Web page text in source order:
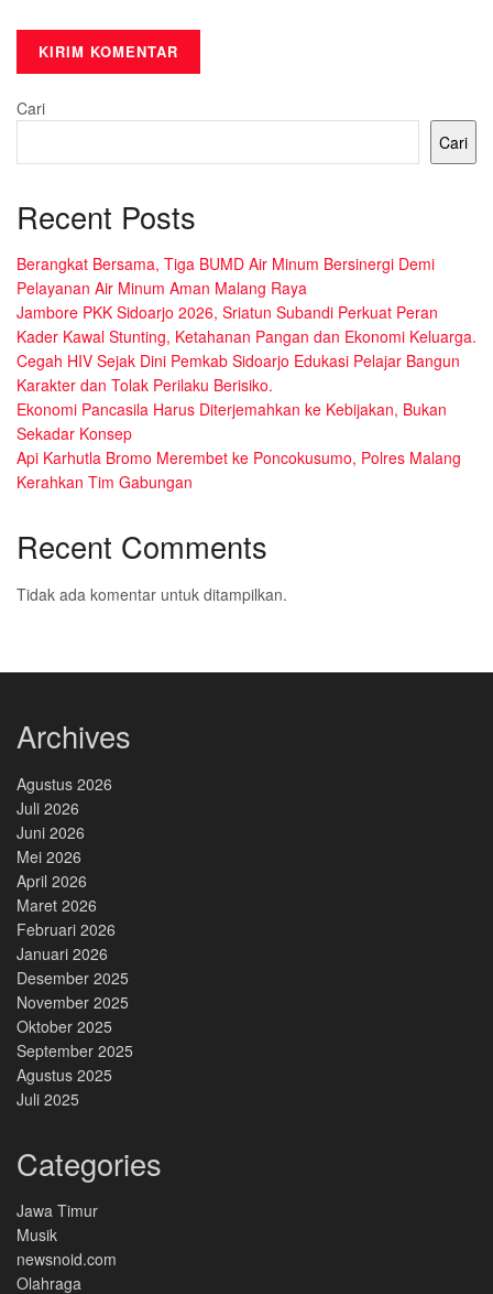
Cari
Cari
Recent Posts
Berangkat Bersama, Tiga BUMD Air Minum Bersinergi Demi
Pelayanan Air Minum Aman Malang Raya
Jambore PKK Sidoarjo 2026, Sriatun Subandi Perkuat Peran
Kader Kawal Stunting, Ketahanan Pangan dan Ekonomi Keluarga.
Cegah HIV Sejak Dini Pemkab Sidoarjo Edukasi Pelajar Bangun
Karakter dan Tolak Perilaku Berisiko.
Ekonomi Pancasila Harus Diterjemahkan ke Kebijakan, Bukan
Sekadar Konsep
Api Karhutla Bromo Merembet ke Poncokusumo, Polres Malang
Kerahkan Tim Gabungan
Recent Comments
Tidak ada komentar untuk ditampilkan.
Archives
Agustus 2026
Juli 2026
Juni 2026
Mei 2026
April 2026
Maret 2026
Februari 2026
Januari 2026
Desember 2025
November 2025
Oktober 2025
September 2025
Agustus 2025
Juli 2025
Categories
Jawa Timur
Musik
newsnoid.com
Olahraga